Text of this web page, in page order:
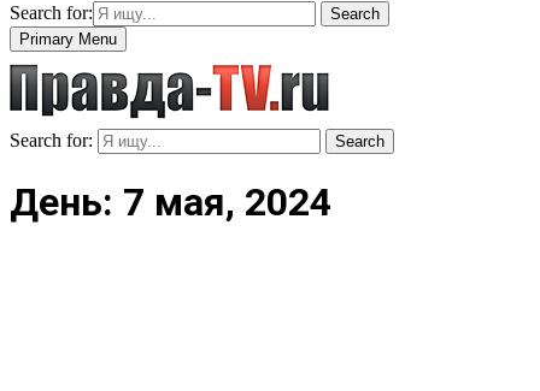
Search for:
Search
Primary Menu
Search for: Search
День: 7 мая, 2024